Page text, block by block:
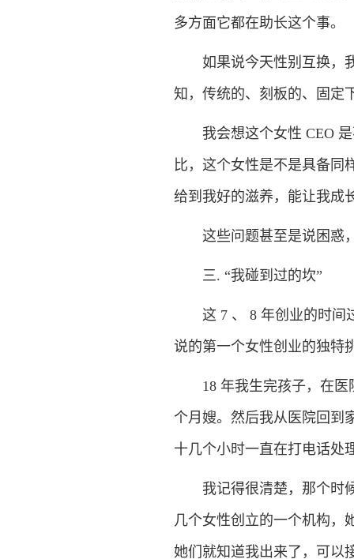
多方面它都在助长这个事。
如果说今天性别互换，我
知，传统的、刻板的、固定
我会想这个女性 CEO 是
比，这个女性是不是具备同
给到我好的滋养，能让我成
这些问题甚至是说困惑
三. “我碰到过的坎”
这 7 、 8 年创业的时间过
说的第一个女性创业的独特
18 年我生完孩子，在医
个月嫂。然后我从医院回到
十几个小时一直在打电话处
我记得很清楚，那个时候
几个女性创立的一个机构，
她们就知道我出来了，可以